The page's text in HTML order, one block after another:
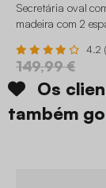
Secretária oval
madeira com 2
4.2
149,99 €
Os
também